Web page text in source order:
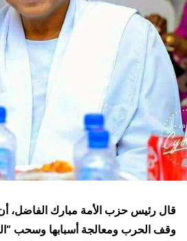
قال رئيس حزب الأمة مبارك الفاضل،
وقف الحرب ومعالجة أسبابها وسحب